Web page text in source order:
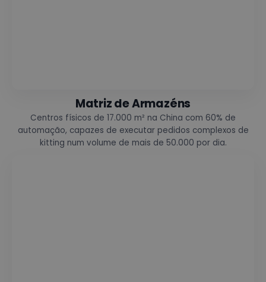
Matriz de Armazéns
Centros físicos de 17.000 m² na China com 60% de
automação, capazes de executar pedidos complexos de
kitting num volume de mais de 50.000 por dia.